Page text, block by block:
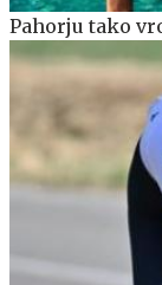
Pahorju tako